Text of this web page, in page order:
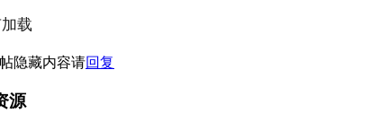
载
隐藏内容请回复
源